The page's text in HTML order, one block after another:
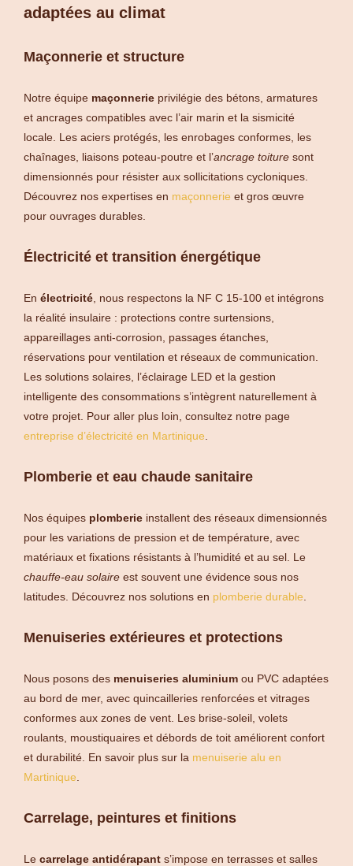
adaptées au climat
Maçonnerie et structure
Notre équipe maçonnerie privilégie des bétons, armatures
et ancrages compatibles avec l’air marin et la sismicité
locale. Les aciers protégés, les enrobages conformes, les
chaînages, liaisons poteau-poutre et l’ancrage toiture sont
dimensionnés pour résister aux sollicitations cycloniques.
Découvrez nos expertises en maçonnerie et gros œuvre
pour ouvrages durables.
Électricité et transition énergétique
En électricité , nous respectons la NF C 15-100 et intégrons
la réalité insulaire : protections contre surtensions,
appareillages anti-corrosion, passages étanches,
réservations pour ventilation et réseaux de communication.
Les solutions solaires, l’éclairage LED et la gestion
intelligente des consommations s’intègrent naturellement à
votre projet. Pour aller plus loin, consultez notre page
entreprise d’électricité en Martinique
Plomberie et eau chaude sanitaire
Nos équipes plomberie installent des réseaux dimensionnés
pour les variations de pression et de température, avec
matériaux et fixations résistants à l’humidité et au sel. Le
chauffe-eau solaire est souvent une évidence sous nos
latitudes. Découvrez nos solutions en plomberie durable
Menuiseries extérieures et protections
Nous posons des menuiseries aluminium ou PVC adaptées
au bord de mer, avec quincailleries renforcées et vitrages
conformes aux zones de vent. Les brise-soleil, volets
roulants, moustiquaires et débords de toit améliorent confort
et durabilité. En savoir plus sur la menuiserie alu en
Martinique
Carrelage, peintures et finitions
Le carrelage antidérapant s’impose en terrasses et salles